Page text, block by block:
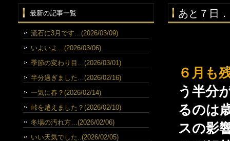
あと７日
６月も
う半分
るのは
スの影
最新の記事一覧
流石に3月です…(2026/03/09)
いよいよ…(2026/03/06)
季節の変わり目…(2026/03/01)
半分過ぎました…(2026/02/16)
一気に春？(2026/02/14)
峠を越えました？(2026/02/10)
冬場の汚れ方…(2026/02/06)
いい天気でした..(2026/02/05)